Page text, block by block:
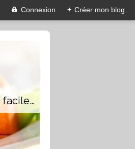
Connexion + Créer mon blog
Un blog composé de recettes rapides à réaliser pour les personnes qui n'ont pas le temps et faciles pour pouvoir se régaler ou régaler toute la famille avec ou sans robot